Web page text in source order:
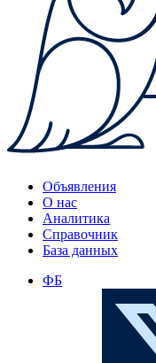
Объявления
О нас
Аналитика
Справочник
База данных
ФБ